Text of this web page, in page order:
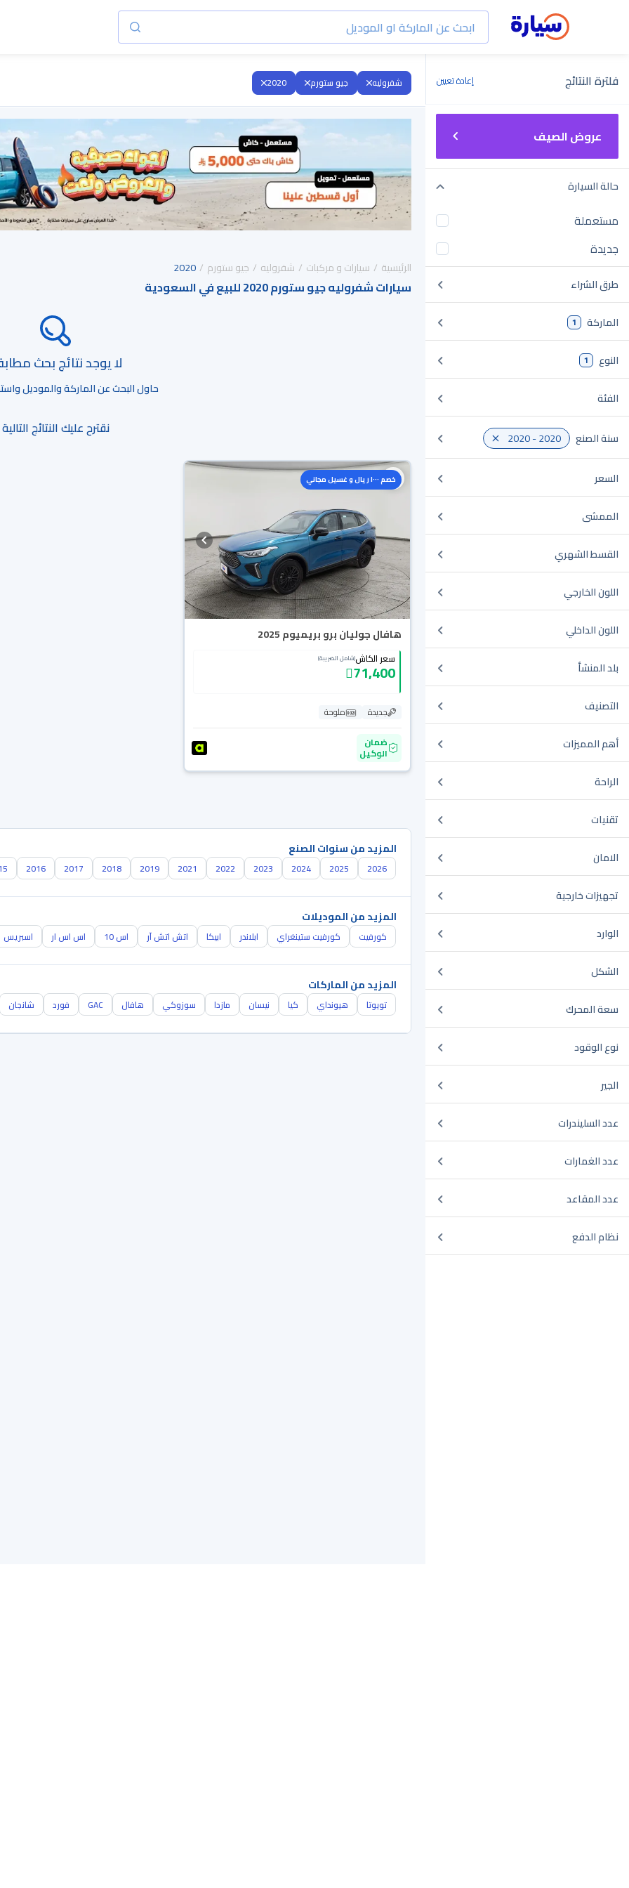
فلترة النتائج إعادة تعيين
عروض الصيف
حالة السيارة
مستعملة
جديدة
طرق الشراء
الماركة 1
النوع 1
الفئة
سنة الصنع 2020 - 2020
السعر
الممشى
القسط الشهري
اللون الخارجي
اللون الداخلي
بلد المنشأ
التصنيف
أهم المميزات
الراحة
تقنيات
الامان
تجهيزات خارجية
الوارد
الشكل
سعة المحرك
نوع الوقود
الجير
عدد السليندرات
عدد الغمارات
عدد المقاعد
نظام الدفع
شفروليه جيو ستورم 2020
الرئيسية سيارات و مركبات شفروليه جيو ستورم 2020
سيارات شفروليه جيو ستورم 2020 للبيع في السعودية
لا يوجد نتائج بحث
حاول البحث عن الماركة والموديل
نقترح عليك النتائج التالية
خصم ١٠٠٠ ريال و غسيل مجاني
هافال جوليان برو بريميوم 2025
سعر الكاش(شامل الضريبة)
71,400
جديدة
ملوحة
ضمان
الوكيل
المزيد من سنوات الصنع
2026
2025
2024
2023
2022
2021
2019
2018
2017
2016
المزيد من الموديلات
كورفيت كورفيت ستينغراي ابلاندر ابيكا اتش اتش آر اس 10 اس اس ار اسبريس
المزيد من الماركات
تويوتا هيونداي كيا نيسان مازدا سوزوكي هافال GAC فورد شانجان